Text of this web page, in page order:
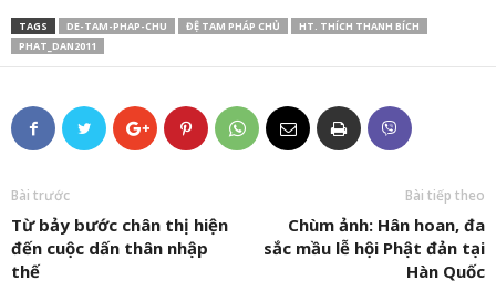
TAGS DE-TAM-PHAP-CHU ĐỆ TAM PHÁP CHỦ
HT. THÍCH THANH BÍCH
PHAT_DAN2011
Bài trước
Từ bảy bước chân thị hiện
đến cuộc dấn thân nhập
thế
Bài tiếp theo
Chùm ảnh: Hân hoan, đa
sắc mầu lễ hội Phật đản tại
Hàn Quốc